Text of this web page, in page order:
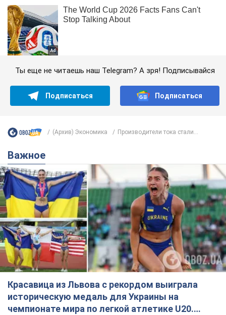
Ты еще не читаешь наш Telegram? А зря! Подписывайся
Подписаться Подписаться
(Архив) Экономика Производители тока стали...
Важное
Красавица из Львова с рекордом выиграла
историческую медаль для Украины на
чемпионате мира по легкой атлетике U20.